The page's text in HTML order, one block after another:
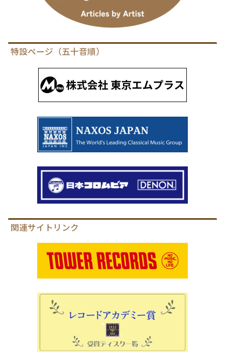
特設ページ（五十音順）
関連サイトリンク